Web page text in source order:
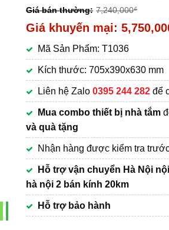
7,240,000₫
Giá
là:
7,240,000₫.
hiện
tại
là:
5,750,000₫.
Mã Sản Phẩm: T1036
Kích thước: 705x390x630 mm
Liên hệ Zalo0395 244 282 để
Mua combo thiết bị nhà tắm
và quà tặng
Nhận hàng được kiểm tra
Hỗ trợ vận chuyển Hà Nội
hà nội 2 bán kính 20km
Hỗ trợ bảo hành